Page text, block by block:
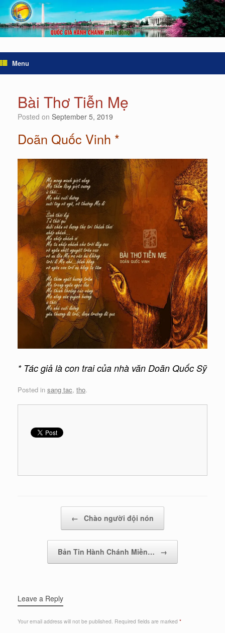
Menu
Bài Thơ Tiễn Mẹ
Posted on September 5, 2019
Doãn Quốc Vinh *
* Tác giả là con trai của nhà văn Doãn Quốc Sỹ
Posted in sang tac, tho.
← Chào người đội nón
Bản Tin Hành Chánh Miền… →
Leave a Reply
Your email address will not be published. Required fields are marked *